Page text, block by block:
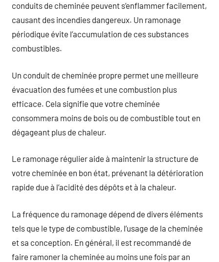
conduits de cheminée peuvent s’enflammer facilement,
causant des incendies dangereux. Un ramonage
périodique évite l’accumulation de ces substances
combustibles.
Un conduit de cheminée propre permet une meilleure
évacuation des fumées et une combustion plus
efficace. Cela signifie que votre cheminée
consommera moins de bois ou de combustible tout en
dégageant plus de chaleur.
Le ramonage régulier aide à maintenir la structure de
votre cheminée en bon état, prévenant la détérioration
rapide due à l’acidité des dépôts et à la chaleur.
La fréquence du ramonage dépend de divers éléments
tels que le type de combustible, l’usage de la cheminée
et sa conception. En général, il est recommandé de
faire ramoner la cheminée au moins une fois par an